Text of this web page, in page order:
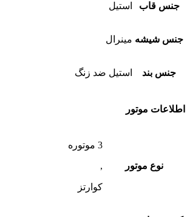
جنس قاب استیل
جنس شیشه مینرال
جنس بند استیل ضد زنگ
اطلاعات موتور
نوع موتور
3 موتوره
,
کوارتز